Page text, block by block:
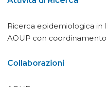
Ricerca epidemiologica in
AOUP con coordinamento
Collaborazioni